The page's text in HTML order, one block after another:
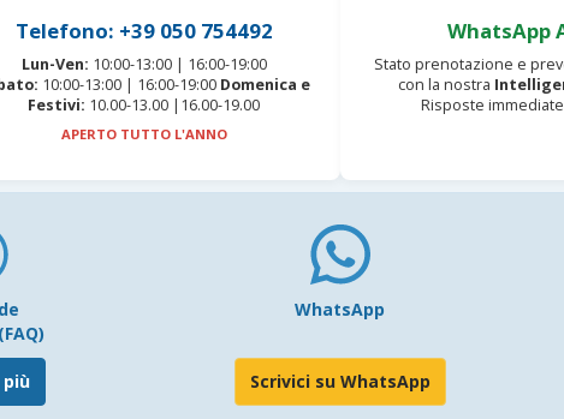
Telefono: +39 050 754492
Lun-Ven: 10:00-13:00 | 16:00-19:00
10:00-13:00 | 16:00-19:00 Domenica e
Festivi: 10.00-13.00 |16.00-19.00
APERTO TUTTO L'ANNO
WhatsApp
Stato prenotazione e
con la nostra
Risposte
più
WhatsApp
Scrivici su WhatsApp